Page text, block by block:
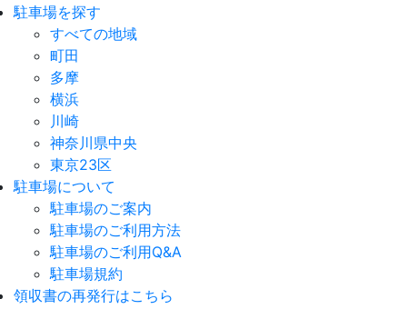
駐車場を探す
すべての地域
町田
多摩
横浜
川崎
神奈川県中央
東京23区
駐車場について
駐車場のご案内
駐車場のご利用方法
駐車場のご利用Q&A
駐車場規約
領収書の再発行はこちら